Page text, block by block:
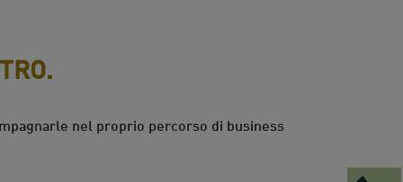
nel proprio percorso di business